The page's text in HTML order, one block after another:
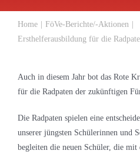
Home
FöVe-Berichte/-Aktionen
Ersthelferausbildung für die
Auch in diesem Jahr bot das Rote
für die Radpaten der zukünftigen
Die Radpaten spielen eine
unserer jüngsten Schülerinnen und
begleiten die neuen Schüler, die